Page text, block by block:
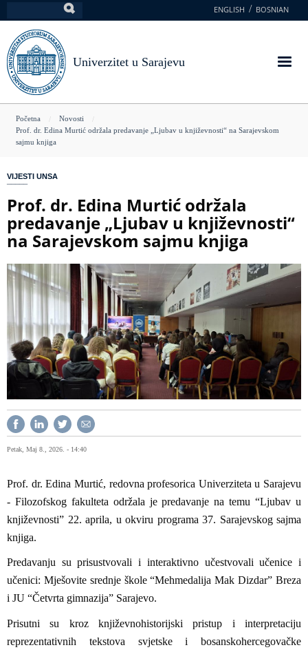
na
glavni
sadržaj
ENGLISH BOSNIAN
Univerzitet u Sarajevu
You
are
Početna
Novosti
Prof. dr. Edina Murtić održala predavanje „Ljubav u književnosti“ na Sarajevskom
sajmu knjiga
VIJESTI UNSA
Prof. dr. Edina Murtić održala
predavanje „Ljubav u književnosti“
na Sarajevskom sajmu knjiga
Petak, Maj 8., 2026. - 14:40
Prof. dr. Edina Murtić, redovna profesorica Univerziteta u Sarajevu
- Filozofskog fakulteta održala je predavanje na temu “Ljubav u
književnosti” 22. aprila, u okviru programa 37. Sarajevskog sajma
knjiga.
Predavanju su prisustvovali i interaktivno učestvovali učenice i
učenici: Mješovite srednje škole “Mehmedalija Mak Dizdar” Breza
i JU “Četvrta gimnazija” Sarajevo.
Prisutni su kroz književnohistorijski pristup i interpretaciju
reprezentativnih tekstova svjetske i bosanskohercegovačke